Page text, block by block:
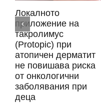
Локалното
приложение на
такролимус
(Protopic) при
атопичен дерматит
не повишава риска
от онкологични
заболявания при
деца